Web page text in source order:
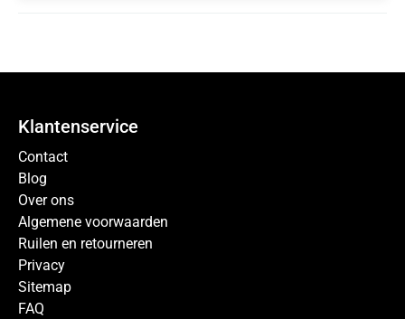
Klantenservice
Contact
Blog
Over ons
Algemene voorwaarden
Ruilen en retourneren
Privacy
Sitemap
FAQ